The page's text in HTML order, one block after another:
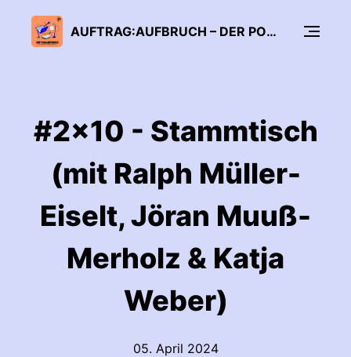
AUFTRAG:AUFBRUCH – DER PODCAST DES FORUM BILDUNG DIGITALISIERUNG
#2x10 - Stammtisch
(mit Ralph Müller-
Eiselt, Jöran Muuß-
Merholz & Katja
Weber)
05. April 2024